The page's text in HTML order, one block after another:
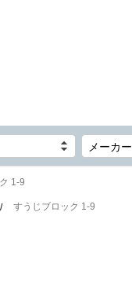
メーカー
1-9
すうじブロック 1-9